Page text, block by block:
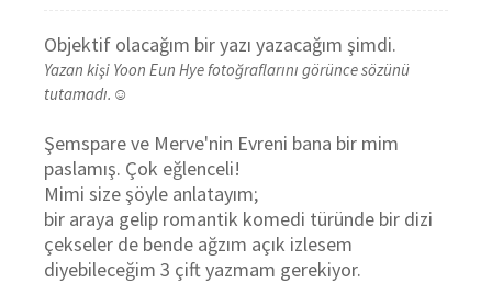
Objektif olacağım bir yazı yazacağım şimdi.
Yazan kişi Yoon Eun Hye fotoğraflarını görünce sözünü
tutamadı.☺
Şemspare ve Merve'nin Evreni bana bir mim
paslamış. Çok eğlenceli!
Mimi size şöyle anlatayım;
bir araya gelip romantik komedi türünde bir dizi
çekseler de bende ağzım açık izlesem
diyebileceğim 3 çift yazmam gerekiyor.